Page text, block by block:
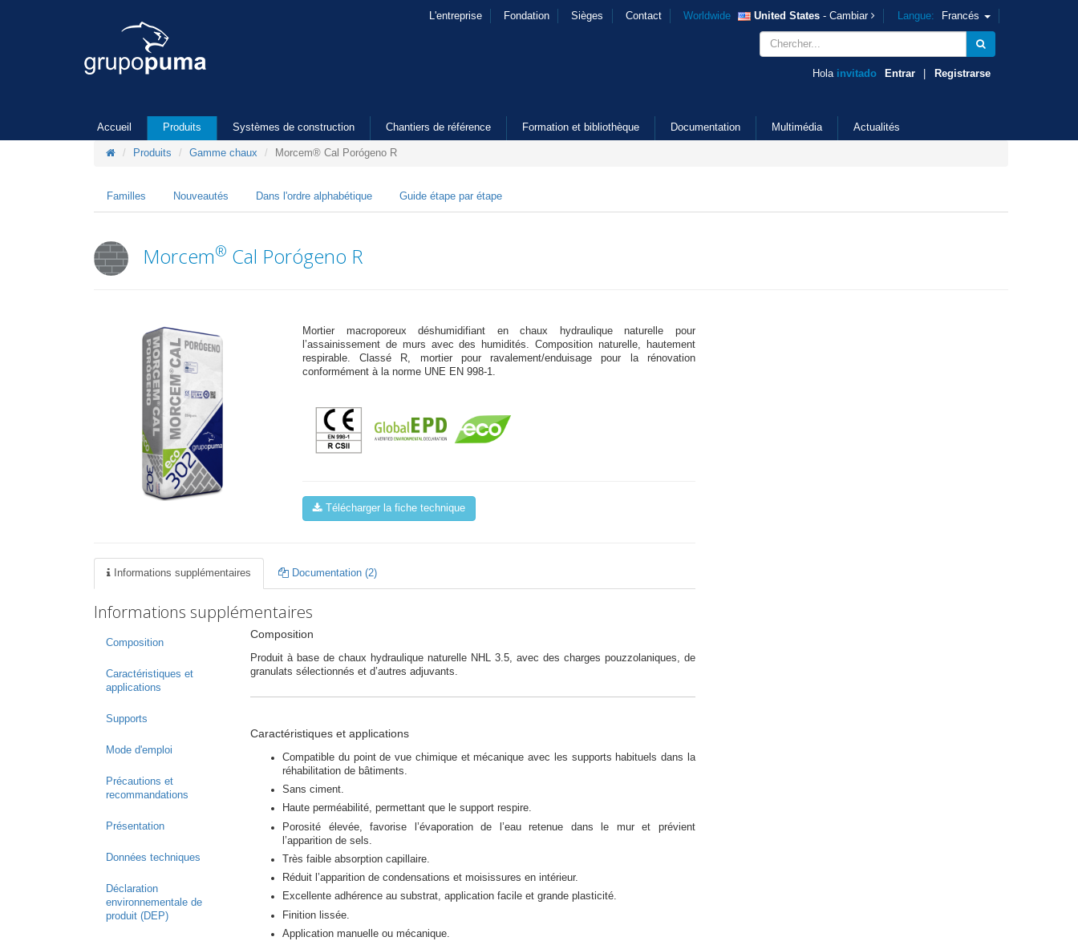
L'entreprise Fondation Sièges Contact Worldwide United States - Cambiar Langue: Francés
Hola invitado Entrar Registrarse
Accueil Produits Systèmes de construction Chantiers de référence Formation et bibliothèque Documentation Multimédia Actualités
Produits Gamme chaux Morcem® Cal Porógeno R
Familles Nouveautés Dans l'ordre alphabétique Guide étape par étape
Morcem® Cal Porógeno R
Mortier macroporeux déshumidifiant en chaux hydraulique naturelle pour
l’assainissement de murs avec des humidités. Composition naturelle, hautement
respirable. Classé R, mortier pour ravalement/enduisage pour la rénovation
conformément à la norme UNE EN 998-1.
Télécharger la fiche technique
Informations supplémentaires Documentation (2)
Informations supplémentaires
Composition
Caractéristiques et
applications
Supports
Mode d'emploi
Précautions et
recommandations
Présentation
Données techniques
Déclaration
environnementale de
produit (DEP)
Composition
Produit à base de chaux hydraulique naturelle NHL 3.5, avec des charges pouzzolaniques, de
granulats sélectionnés et d’autres adjuvants.
Caractéristiques et applications
Compatible du point de vue chimique et mécanique avec les supports habituels dans la
réhabilitation de bâtiments.
Sans ciment.
Haute perméabilité, permettant que le support respire.
Porosité élevée, favorise l’évaporation de l’eau retenue dans le mur et prévient
l’apparition de sels.
Très faible absorption capillaire.
Réduit l’apparition de condensations et moisissures en intérieur.
Excellente adhérence au substrat, application facile et grande plasticité.
Finition lissée.
Application manuelle ou mécanique.